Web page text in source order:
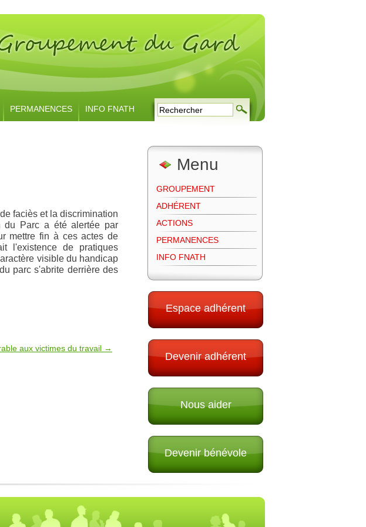
PERMANENCES INFO FNATH
faciès et la discrimination
du Parc a été alertée par
mettre fin à ces actes de
l'existence de pratiques
visible du handicap
parc s'abrite derrière des
aux victimes du travail →
Menu
GROUPEMENT
ADHÉRENT
ACTIONS
PERMANENCES
INFO FNATH
Espace adhérent
Devenir adhérent
Nous aider
Devenir bénévole